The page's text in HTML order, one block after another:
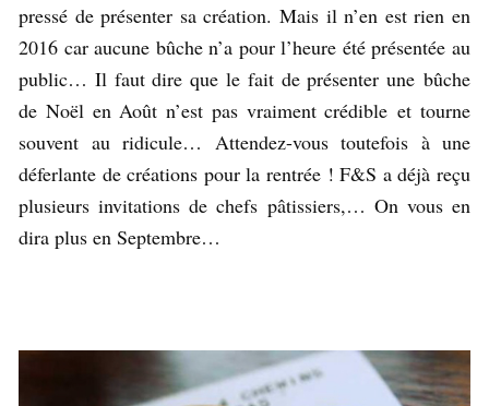
pressé de présenter sa création. Mais il n’en est rien en
2016 car aucune bûche n’a pour l’heure été présentée au
public… Il faut dire que le fait de présenter une bûche
de Noël en Août n’est pas vraiment crédible et tourne
souvent au ridicule… Attendez-vous toutefois à une
déferlante de créations pour la rentrée ! F&S a déjà reçu
plusieurs invitations de chefs pâtissiers,… On vous en
dira plus en Septembre…